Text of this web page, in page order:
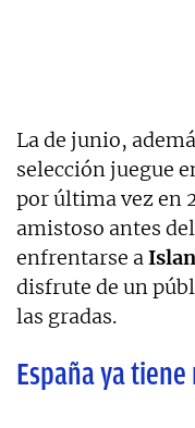
La de junio,
selección juegue
por última vez en
amistoso antes
enfrentarse a
disfrute de un
las gradas.
España ya